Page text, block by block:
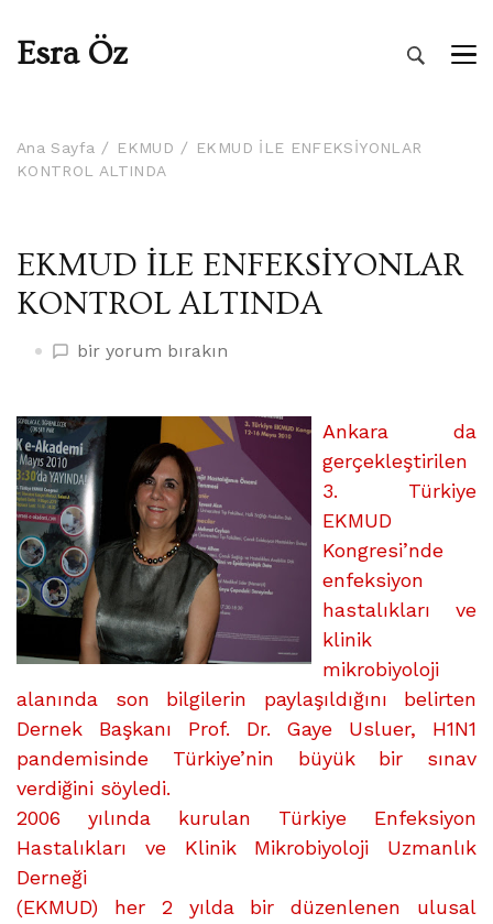
Esra Öz
Ana Sayfa EKMUD
EKMUD İLE ENFEKSİYONLAR
KONTROL ALTINDA
EKMUD İLE ENFEKSİYONLAR
KONTROL ALTINDA
EKMUD
KONTROL
ALTINDA
üzerine
bir yorum bırakın
Ankara da
gerçekleştirilen
3. Türkiye
EKMUD
Kongresi’nde
enfeksiyon
hastalıkları ve
klinik
mikrobiyoloji
alanında son bilgilerin paylaşıldığını belirten
Dernek Başkanı Prof. Dr. Gaye Usluer, H1N1
pandemisinde Türkiye’nin büyük bir sınav
verdiğini söyledi.
2006 yılında kurulan Türkiye Enfeksiyon
Hastalıkları ve Klinik Mikrobiyoloji Uzmanlık
Derneği
(EKMUD) her 2 yılda bir düzenlenen ulusal